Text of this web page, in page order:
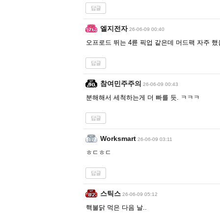
답글
엘지전자 26-06-09 00:40
오프로드 뛰는 4륜 픽업 같은데 머드팩 자주 했
답글
참여민주주의 26-06-09 00:43
분해해서 세척하는게 더 빠를 듯. ㅋㅋㅋ
답글
Worksmart 26-06-09 03:11
ㅎㄷㅎㄷ
답글
스틱스 26-06-09 05:12
핵불닭 먹은 다음 날..